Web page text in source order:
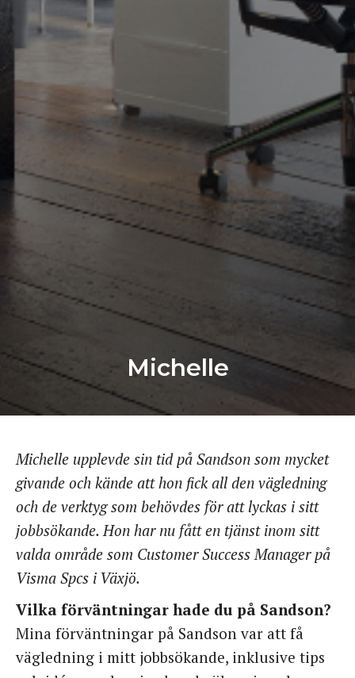
Michelle
Michelle upplevde sin tid på Sandson som mycket
givande och kände att hon fick all den vägledning
och de verktyg som behövdes för att lyckas i sitt
jobbsökande. Hon har nu fått en tjänst inom sitt
valda område som Customer Success Manager på
Visma Spcs i Växjö.
Vilka förväntningar hade du på Sandson?
Mina förväntningar på Sandson var att få
vägledning i mitt jobbsökande, inklusive tips